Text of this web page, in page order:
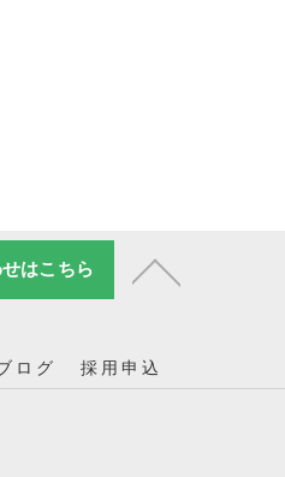
はこちら
ログ 採用申込